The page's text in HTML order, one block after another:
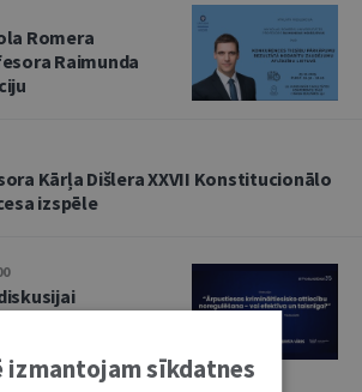
Romera
Raimunda
Kārļa Dišlera XXVII Konstitucionālo
izspēle
– vai efektīva
izmantojam sīkdatnes